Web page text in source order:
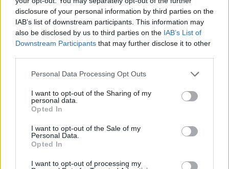
disclosure of your personal information by third parties on the
IAB’s list of downstream participants. This information may
also be disclosed by us to third parties on the IAB’s List of
Downstream Participants that may further disclose it to other
Please note that this website/app uses one or more Google
not limited to your visit or usage behaviour. You may click to
grant or deny consent to Google and its third-party tags to
use your data for below specified purposes in below Google
consent section.
Personal Data Processing Opt Outs
I want to opt-out of the Sharing of my
personal data.
Opted In
I want to opt-out of the Sale of my
Personal Data.
Opted In
I want to opt-out of processing my
Diablo III: por fin, nuevo tráiler
mostrándonos a nuestros
seguidores
detalles del regreso de esta genial
saga
20 abril, 2020